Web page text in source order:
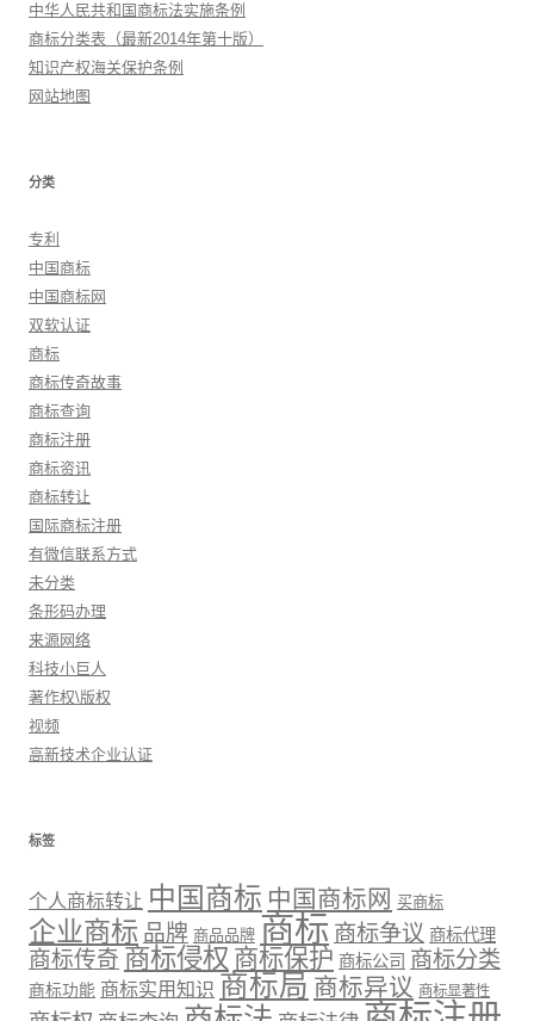
中华人民共和国商标法实施条例
商标分类表（最新2014年第十版）
知识产权海关保护条例
网站地图
分类
专利
中国商标
中国商标网
双软认证
商标
商标传奇故事
商标查询
商标注册
商标资讯
商标转让
国际商标注册
有微信联系方式
未分类
条形码办理
来源网络
科技小巨人
著作权\版权
视频
高新技术企业认证
标签
个人商标转让 中国商标 中国商标网 买商标
企业商标 品牌 商品品牌 商标 商标争议 商标代理
商标传奇 商标侵权 商标保护 商标公司 商标分类
商标功能 商标实用知识 商标局 商标异议 商标显著性